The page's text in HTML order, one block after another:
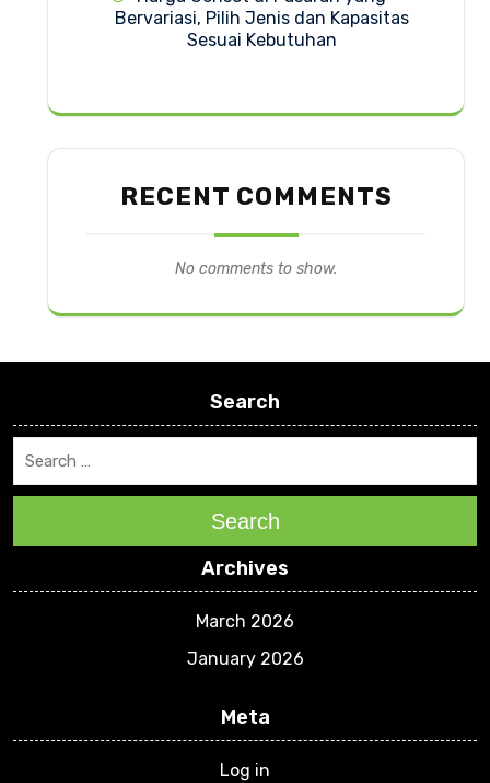
Bervariasi, Pilih Jenis dan Kapasitas
Sesuai Kebutuhan
RECENT COMMENTS
No comments to show.
Search
Search
Archives
March 2026
January 2026
Meta
Log in